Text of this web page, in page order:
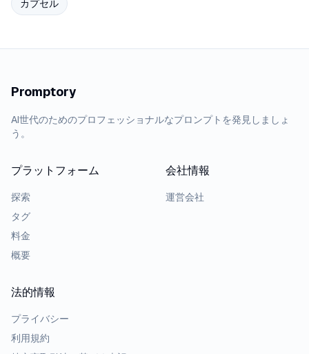
カプセル
Promptory
AI世代のためのプロフェッショナルなプロンプトを発見しましょ
う。
プラットフォーム
探索
タグ
料金
概要
会社情報
運営会社
法的情報
プライバシー
利用規約